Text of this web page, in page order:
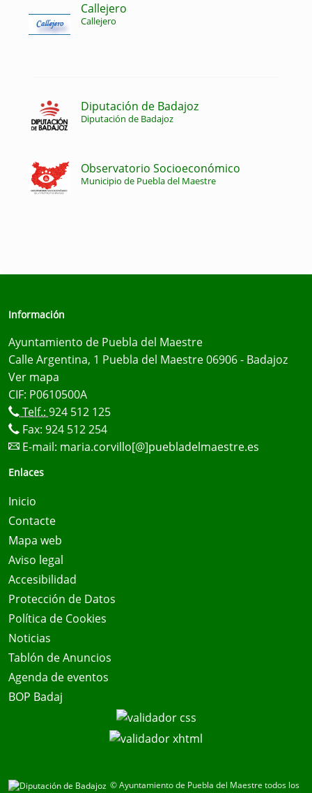
Callejero
Callejero
Diputación de Badajoz
Diputación de Badajoz
Observatorio Socioeconómico
Municipio de Puebla del Maestre
Información
Ayuntamiento de Puebla del Maestre
Calle Argentina, 1 Puebla del Maestre 06906 - Badajoz
Ver mapa
CIF: P0610500A
Telf.: 924 512 125
Fax: 924 512 254
E-mail: maria.corvillo[@]puebladelmaestre.es
Enlaces
Inicio
Contacte
Mapa web
Aviso legal
Accesibilidad
Protección de Datos
Política de Cookies
Noticias
Tablón de Anuncios
Agenda de eventos
BOP Badaj
© Ayuntamiento de Puebla del Maestre todos los